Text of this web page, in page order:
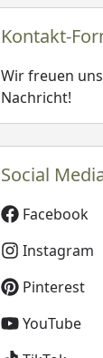
Kontakt-
Wir freuen
Nachricht!
Social
Facebook
Instagram
Pinterest
YouTube